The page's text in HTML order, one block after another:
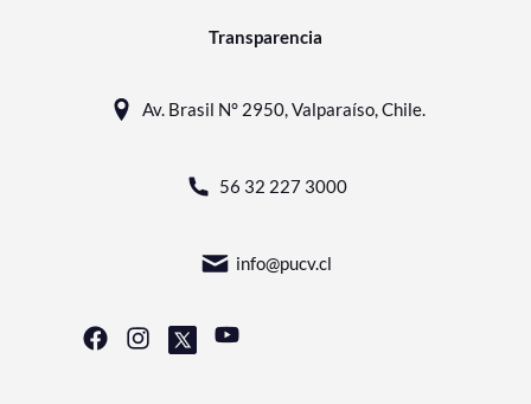
Transparencia
Av. Brasil N° 2950, Valparaíso, Chile.
56 32 227 3000
info@pucv.cl